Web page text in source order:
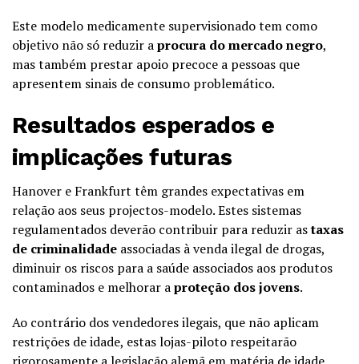
Este modelo medicamente supervisionado tem como
objetivo não só reduzir aprocura do mercado negro,
mas também prestar apoio precoce a pessoas que
apresentem sinais de consumo problemático.
Resultados esperados e
implicações futuras
Hanover e Frankfurt têm grandes expectativas em
relação aos seus projectos-modelo. Estes sistemas
regulamentados deverão contribuir para reduzir astaxas
de criminalidade associadas à venda ilegal de drogas,
diminuir os riscos para a saúde associados aos produtos
contaminados e melhorar aproteção dos jovens.
Ao contrário dos vendedores ilegais, que não aplicam
restrições de idade, estas lojas-piloto respeitarão